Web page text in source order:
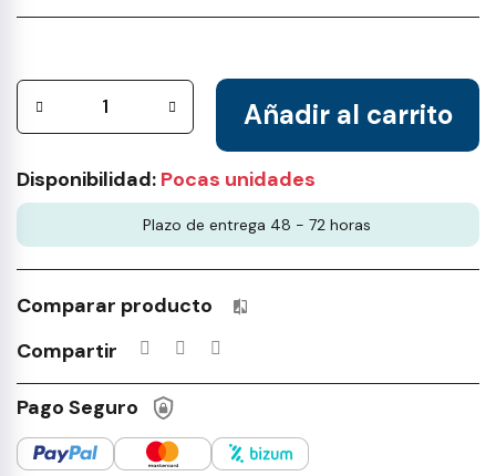
Añadir al carrito
Disponibilidad: Pocas unidades
Plazo de entrega 48 - 72 horas
Comparar producto Productos incluidos en tu lista
Compartir
Pago Seguro